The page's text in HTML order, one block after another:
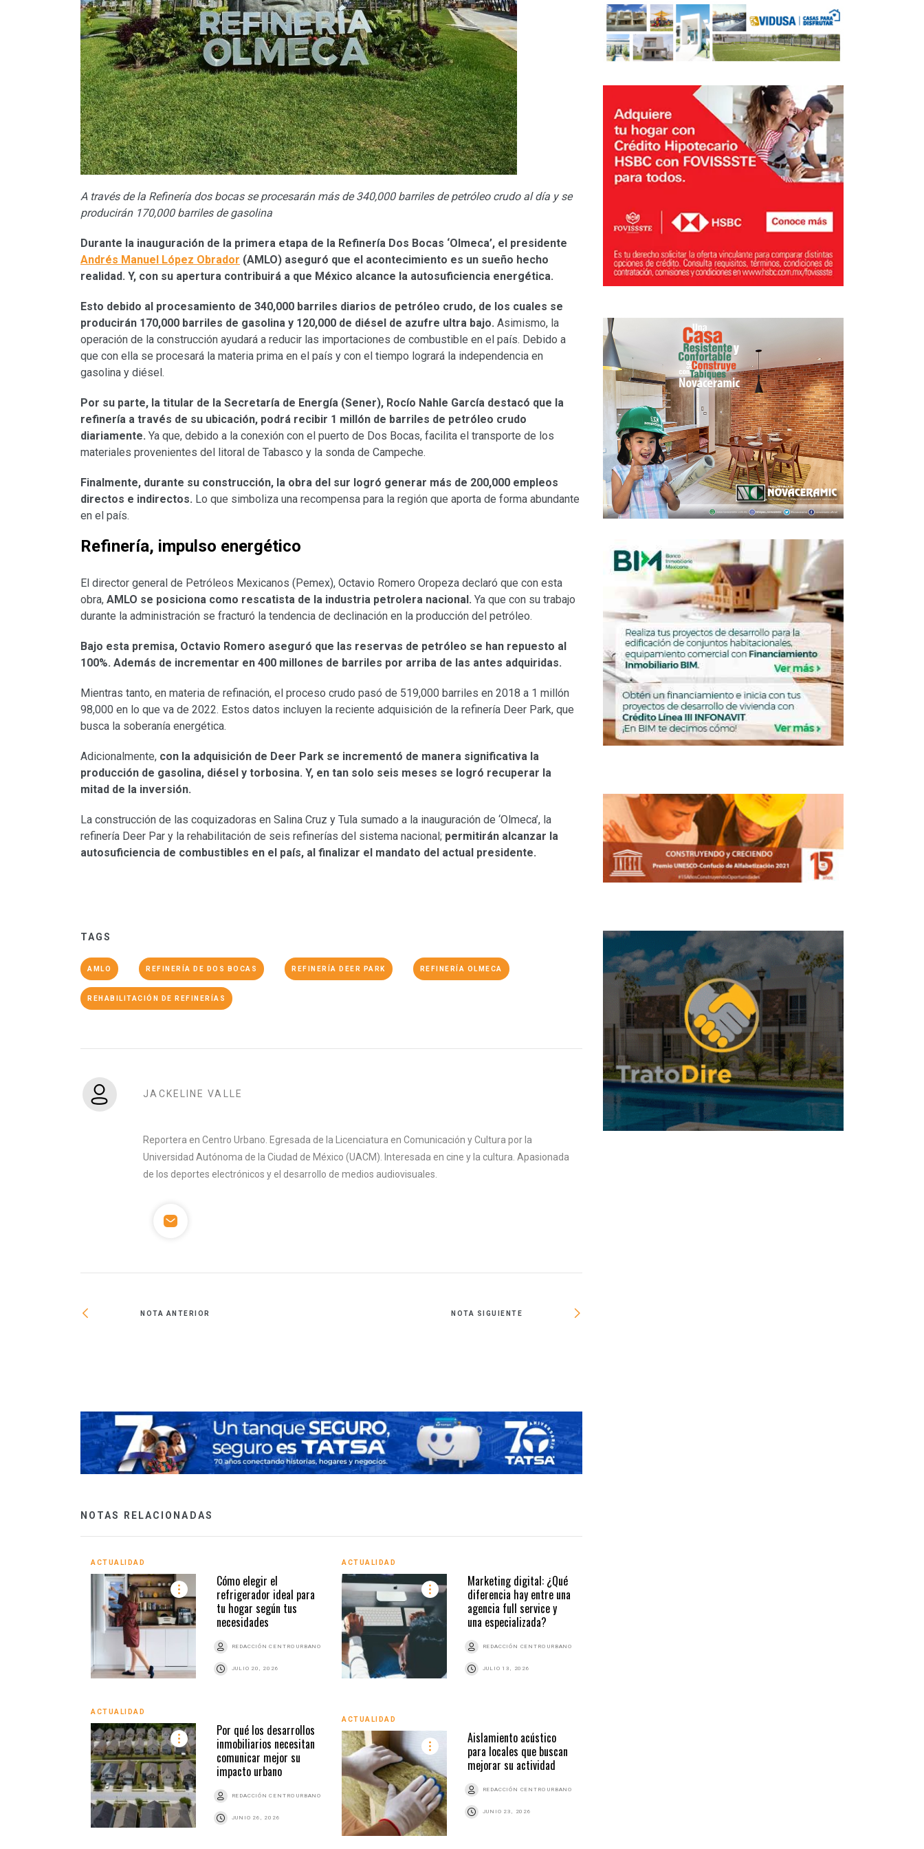
A través de la Refinería dos bocas se procesarán más de 340,000 barriles de petróleo crudo al día y se
producirán 170,000 barriles de gasolina
Durante la inauguración de la primera etapa de la Refinería Dos Bocas ‘Olmeca’, el presidente
Andrés Manuel López Obrador (AMLO) aseguró que el acontecimiento es un sueño hecho
realidad. Y, con su apertura contribuirá a que México alcance la autosuficiencia energética.
Esto debido al procesamiento de 340,000 barriles diarios de petróleo crudo, de los cuales se
producirán 170,000 barriles de gasolina y 120,000 de diésel de azufre ultra bajo. Asimismo, la
operación de la construcción ayudará a reducir las importaciones de combustible en el país. Debido a
que con ella se procesará la materia prima en el país y con el tiempo logrará la independencia en
gasolina y diésel.
Por su parte, la titular de la Secretaría de Energía (Sener), Rocío Nahle García destacó que la
refinería a través de su ubicación, podrá recibir 1 millón de barriles de petróleo crudo
diariamente. Ya que, debido a la conexión con el puerto de Dos Bocas, facilita el transporte de los
materiales provenientes del litoral de Tabasco y la sonda de Campeche.
Finalmente, durante su construcción, la obra del sur logró generar más de 200,000 empleos
directos e indirectos. Lo que simboliza una recompensa para la región que aporta de forma abundante
en el país.
Refinería, impulso energético
El director general de Petróleos Mexicanos (Pemex), Octavio Romero Oropeza declaró que con esta
obra, AMLO se posiciona como rescatista de la industria petrolera nacional. Ya que con su trabajo
durante la administración se fracturó la tendencia de declinación en la producción del petróleo.
Bajo esta premisa, Octavio Romero aseguró que las reservas de petróleo se han repuesto al
100%. Además de incrementar en 400 millones de barriles por arriba de las antes adquiridas.
Mientras tanto, en materia de refinación, el proceso crudo pasó de 519,000 barriles en 2018 a 1 millón
98,000 en lo que va de 2022. Estos datos incluyen la reciente adquisición de la refinería Deer Park, que
busca la soberanía energética.
Adicionalmente, con la adquisición de Deer Park se incrementó de manera significativa la
producción de gasolina, diésel y torbosina. Y, en tan solo seis meses se logró recuperar la
mitad de la inversión.
La construcción de las coquizadoras en Salina Cruz y Tula sumado a la inauguración de ‘Olmeca’, la
refinería Deer Par y la rehabilitación de seis refinerías del sistema nacional; permitirán alcanzar la
autosuficiencia de combustibles en el país, al finalizar el mandato del actual presidente.
TAGS
AMLO REFINERÍA DE DOS BOCAS REFINERÍA DEER PARK REFINERÍA OLMECA
REHABILITACIÓN DE REFINERÍAS
JACKELINE VALLE
Reportera en Centro Urbano. Egresada de la Licenciatura en Comunicación y Cultura por la
Universidad Autónoma de la Ciudad de México (UACM). Interesada en cine y la cultura. Apasionada
de los deportes electrónicos y el desarrollo de medios audiovisuales.
NOTA ANTERIOR NOTA SIGUIENTE
NOTAS RELACIONADAS
ACTUALIDAD
Cómo elegir el
refrigerador ideal para
tu hogar según tus
necesidades
REDACCIÓN CENTRO URBANO
JULIO 20, 2026
ACTUALIDAD
Marketing digital: ¿Qué
diferencia hay entre una
agencia full service y
una especializada?
REDACCIÓN CENTRO URBANO
JULIO 13, 2026
ACTUALIDAD
Por qué los desarrollos
inmobiliarios necesitan
comunicar mejor su
impacto urbano
REDACCIÓN CENTRO URBANO
JUNIO 26, 2026
ACTUALIDAD
Aislamiento acústico
para locales que buscan
mejorar su actividad
REDACCIÓN CENTRO URBANO
JUNIO 23, 2026